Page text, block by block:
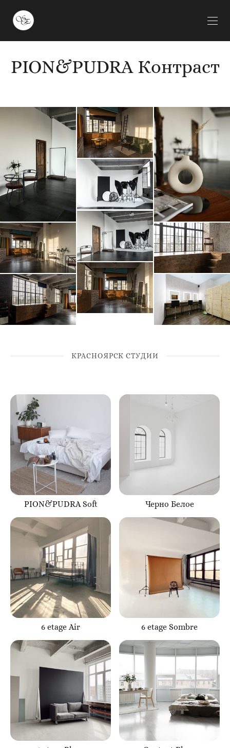
PION&PUDRA Контраст
КРАСНОЯРСК СТУДИИ
PION&PUDRA Soft Черно Белое
6 etage Air 6 etage Sombre